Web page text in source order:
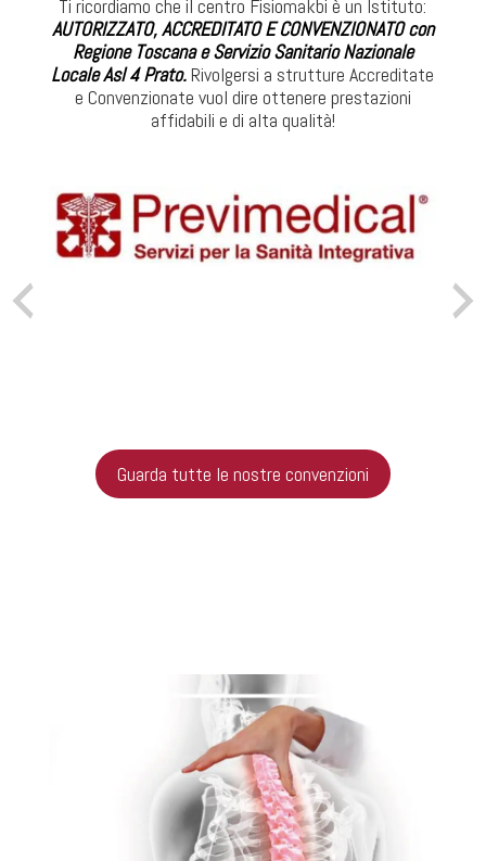
Ti ricordiamo che il centro Fisiomakbi è un Istituto:
AUTORIZZATO, ACCREDITATO E CONVENZIONATO con
Regione Toscana e Servizio Sanitario Nazionale
Locale Asl 4 Prato.Rivolgersi a strutture Accreditate
e Convenzionate vuol dire ottenere prestazioni
affidabili e di alta qualità!
Guarda tutte le nostre convenzioni